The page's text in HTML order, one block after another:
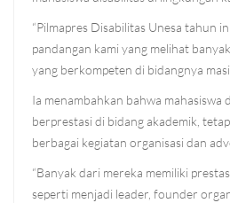
“Pilmapres Disabilitas Unesa tahun
pandangan kami yang melihat
yang berkompeten di bidangnya
Ia menambahkan bahwa mahasiswa
berprestasi di bidang akademik,
berbagai kegiatan organisasi dan
“Banyak dari mereka memiliki
seperti menjadi leader, founder